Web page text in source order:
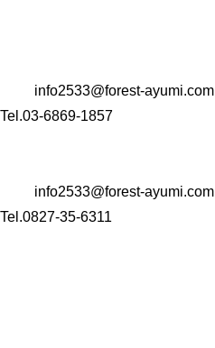
info2533@forest-ayumi.com
Tel.03-6869-1857
info2533@forest-ayumi.com
Tel.0827-35-6311